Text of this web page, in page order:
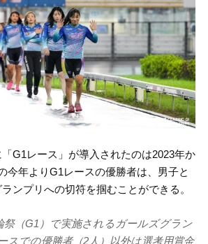
G1レース」が導入されたのは2023年か
今年よりG1レースの優勝者は、男子と
ンプリへの切符を掴むことができる。
祭（G1）で実施されるガールズグラン
スでの優勝者（2人）以外は選考用賞金